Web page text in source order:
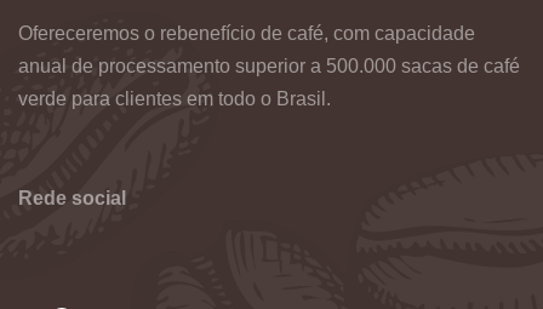
Ofereceremos o rebenefício de café, com capacidade
anual de processamento superior a 500.000 sacas de café
verde para clientes em todo o Brasil.
Rede social